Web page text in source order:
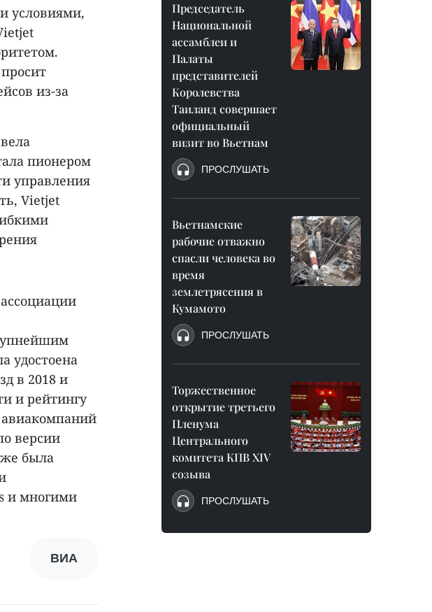
условиями,
из-за
пионером
управления
Vietjet
удостоена
в 2018 и
и рейтингу
версии
была
и многими
ВИА
Председатель
Национальной
ассамблеи и
Палаты
представителей
Королевства
Таиланд совершает
официальный
визит во Вьетнам
ПРОСЛУШАТЬ
Вьетнамские
рабочие отважно
спасли человека во
время
землетрясения в
Кумамото
ПРОСЛУШАТЬ
Торжественное
открытие третьего
Пленума
Центрального
комитета КПВ XIV
созыва
ПРОСЛУШАТЬ